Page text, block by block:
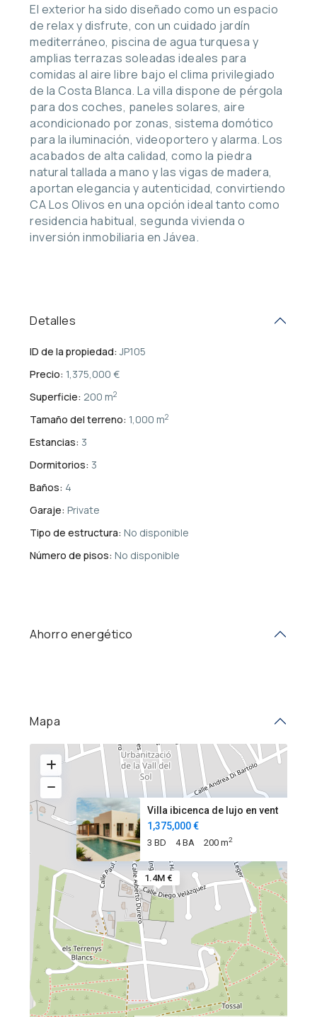
El exterior ha sido diseñado como un espacio
de relax y disfrute, con un cuidado jardín
mediterráneo, piscina de agua turquesa y
amplias terrazas soleadas ideales para
comidas al aire libre bajo el clima privilegiado
de la Costa Blanca. La villa dispone de pérgola
para dos coches, paneles solares, aire
acondicionado por zonas, sistema domótico
para la iluminación, videoportero y alarma. Los
acabados de alta calidad, como la piedra
natural tallada a mano y las vigas de madera,
aportan elegancia y autenticidad, convirtiendo
CA Los Olivos en una opción ideal tanto como
residencia habitual, segunda vivienda o
inversión inmobiliaria en Jávea.
Detalles
ID de la propiedad: JP105
Precio: 1,375,000 €
Superficie: 200 m2
Tamaño del terreno: 1,000 m2
Estancias: 3
Dormitorios: 3
Baños: 4
Garaje: Private
Tipo de estructura: No disponible
Número de pisos: No disponible
Ahorro energético
Mapa
1.4M €
Villa ibicenca de lujo en vent
1,375,000 €
3 BD 4 BA 200 m2